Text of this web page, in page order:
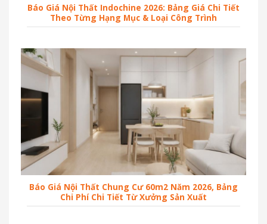
Báo Giá Nội Thất Indochine 2026: Bảng Giá Chi Tiết
Theo Từng Hạng Mục & Loại Công Trình
Báo Giá Nội Thất Chung Cư 60m2 Năm 2026, Bảng
Chi Phí Chi Tiết Từ Xưởng Sản Xuất